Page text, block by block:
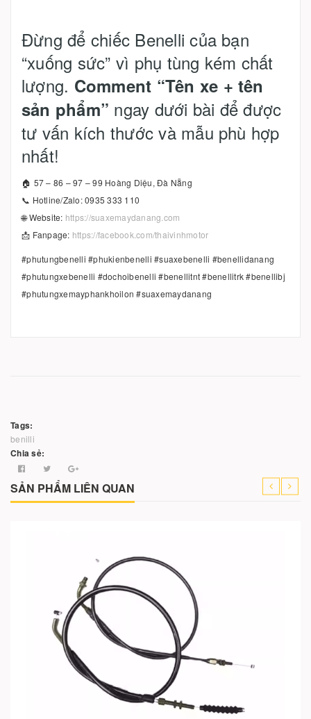
Đừng để chiếc Benelli của bạn
“xuống sức” vì phụ tùng kém chất
lượng. Comment “Tên xe + tên
sản phẩm” ngay dưới bài để được
tư vấn kích thước và mẫu phù hợp
nhất!
🏠 57 – 86 – 97 – 99 Hoàng Diệu, Đà Nẵng
📞 Hotline/Zalo: 0935 333 110
🌐 Website: https://suaxemaydanang.com
📩 Fanpage: https://facebook.com/thaivinhmotor
#phutungbenelli #phukienbenelli #suaxebenelli #benellidanang
#phutungxebenelli #dochoibenelli #benellitnt #benellitrk #benellibj
#phutungxemayphankhoilon #suaxemaydanang
Tags:
benilli
Chia sẻ:
SẢN PHẨM LIÊN QUAN
Cho vào giỏ hàng